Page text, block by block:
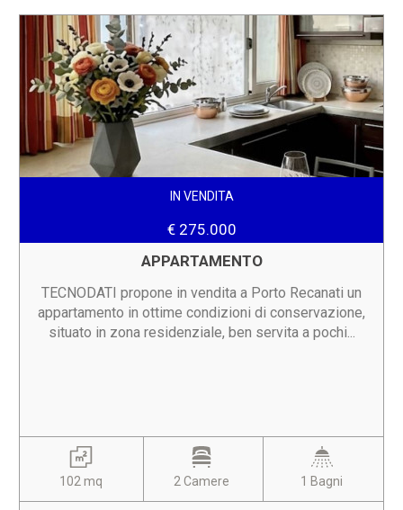
IN VENDITA
€ 275.000
APPARTAMENTO
TECNODATI propone in vendita a Porto Recanati un
appartamento in ottime condizioni di conservazione,
situato in zona residenziale, ben servita a pochi...
102 mq 2 Camere 1 Bagni